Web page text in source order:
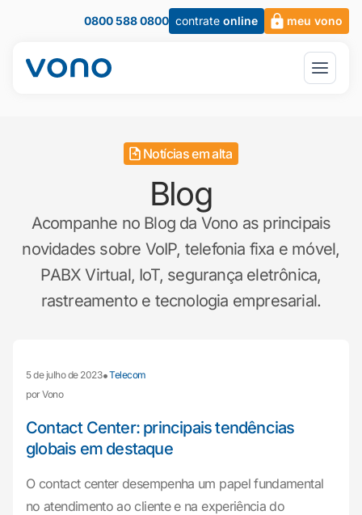
0800 588 0800 contrate online meu vono
Notícias em alta
Blog
Acompanhe no Blog da Vono as principais
novidades sobre VoIP, telefonia fixa e móvel,
PABX Virtual, IoT, segurança eletrônica,
rastreamento e tecnologia empresarial.
5 de julho de 2023•Telecom
por Vono
Contact Center: principais tendências
globais em destaque
O contact center desempenha um papel fundamental
no atendimento ao cliente e na experiência do